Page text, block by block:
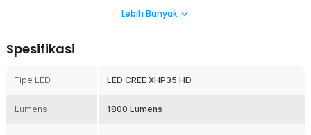
Jarak sorot mencapai 294 M sehingga mampu memberikan
LED ini juga memiliki usia pakai hingga 50.000 jam sehingga
menawarkan penggunaan jangka panjang yang andal.
Saklar Unik
Lebih Banyak
Spesifikasi
Tipe LED LED CREE XHP35 HD
Lumens 1800 Lumens